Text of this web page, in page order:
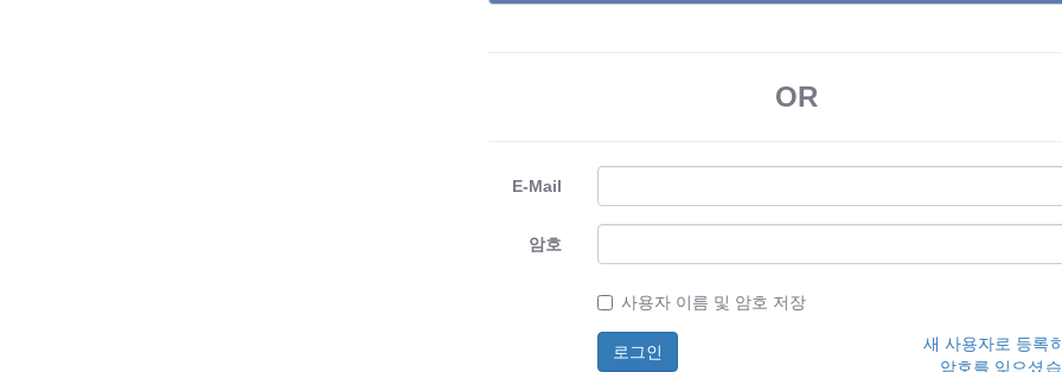
OR
E-Mail
암호
사용자 이름 및 암호 저장
새 사용자로 등록
암호를 잊으셨